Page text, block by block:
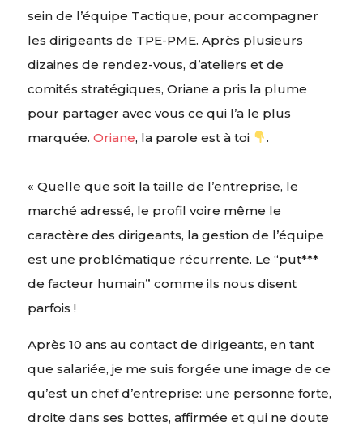
sein de l’équipe Tactique, pour accompagner
les dirigeants de TPE-PME. Après plusieurs
dizaines de rendez-vous, d’ateliers et de
comités stratégiques, Oriane a pris la plume
pour partager avec vous ce qui l’a le plus
marquée. Oriane, la parole est à toi .
« Quelle que soit la taille de l’entreprise, le
marché adressé, le profil voire même le
caractère des dirigeants, la gestion de l’équipe
est une problématique récurrente. Le “put***
de facteur humain” comme ils nous disent
parfois !
Après 10 ans au contact de dirigeants, en tant
que salariée, je me suis forgée une image de ce
qu’est un chef d’entreprise: une personne forte,
droite dans ses bottes, affirmée et qui ne doute